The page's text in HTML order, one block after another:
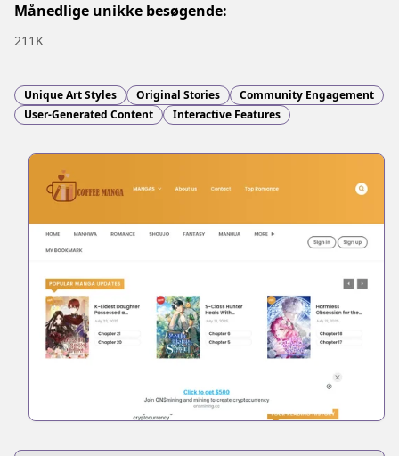
Månedlige unikke besøgende:
211K
Unique Art Styles Original Stories
Community Engagement
User-Generated Content
Interactive Features